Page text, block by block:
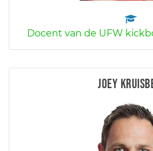
Docent van de UFW
Joey